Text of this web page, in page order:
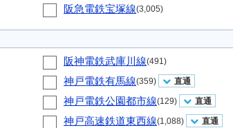
阪急電鉄宝塚線(3,005)
阪神電鉄武庫川線(491)
神戸電鉄有馬線(359) 直通
神戸電鉄公園都市線(129) 直通
神戸高速鉄道東西線(1,088) 直通